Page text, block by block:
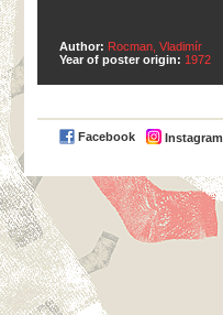
Author: Rocman, Vladimír
Year of poster origin: 1972
Facebook Instagram